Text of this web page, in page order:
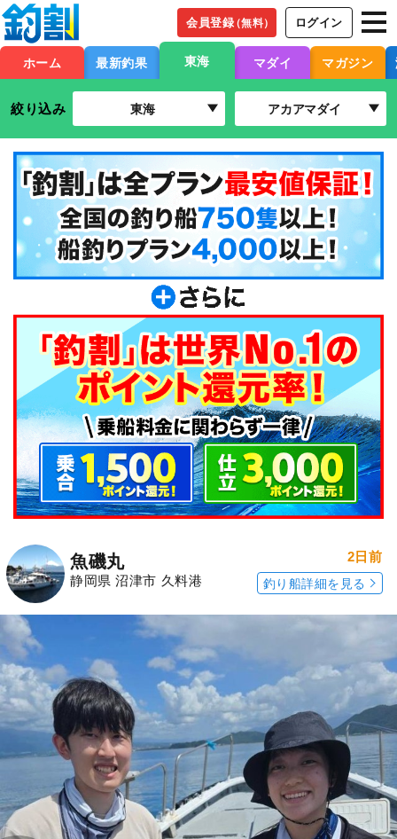
会員登録（無料） ログイン
ホーム 最新釣果 東海 マダイ マガジン
絞り込み 東海 アカアマダイ
魚磯丸
静岡県 沼津市 久料港
2日前
釣り船詳細を見る